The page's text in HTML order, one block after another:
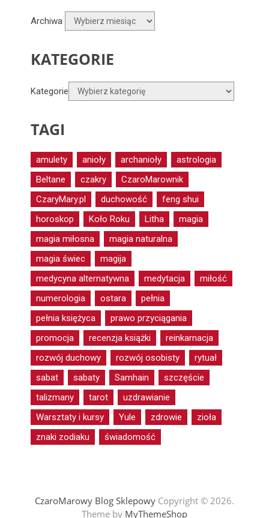
Archiwa
KATEGORIE
Kategorie
TAGI
amulety anioły archanioły
astrologia
Beltane
czakry
CzaroMarownik
CzaryMary.pl
duchowość
feng shui
horoskop
Koło Roku Litha
magia
magia miłosna
magia naturalna
magia świec
magija
medycyna alternatywna
medytacja
miłość
numerologia
ostara
pełnia
pełnia księżyca
prawo przyciągania
promocja
recenzja książki
reinkarnacja
rozwój duchowy
rozwój osobisty
rytuał
sabat
sabaty Samhain
szczęście
talizmany
tarot
uzdrawianie
Warsztaty i kursy
Yule zdrowie
zioła
znaki zodiaku
świadomość
CzaroMarowy Blog SklepowyCopyright © 2026.
Theme by MyThemeShop